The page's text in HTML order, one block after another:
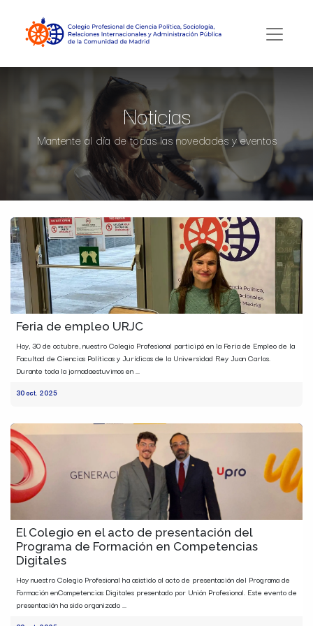
Noticias
Mantente al día de todas las novedades y eventos
Feria de empleo URJC
Hoy, 30 de octubre, nuestro Colegio Profesional participó en la Feria de Empleo de la
Facultad de Ciencias Políticas y Jurídicas de la Universidad Rey Juan Carlos.
Durante toda la jornadaestuvimos en ...
30 oct. 2025
El Colegio en el acto de presentación del
Programa de Formación en Competencias
Digitales
Hoy nuestro Colegio Profesional ha asistido al acto de presentación del Programa de
Formación enCompetencias Digitales presentado por Unión Profesional. Este evento de
presentación ha sido organizado ...